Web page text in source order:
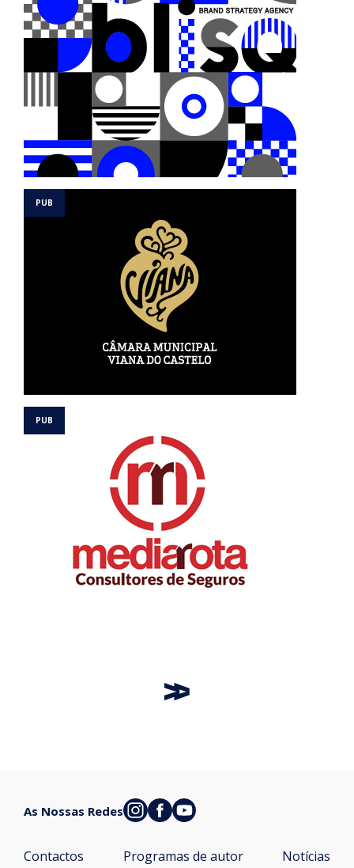
Contactos Programas de autor Notícias
As Nossas Redes